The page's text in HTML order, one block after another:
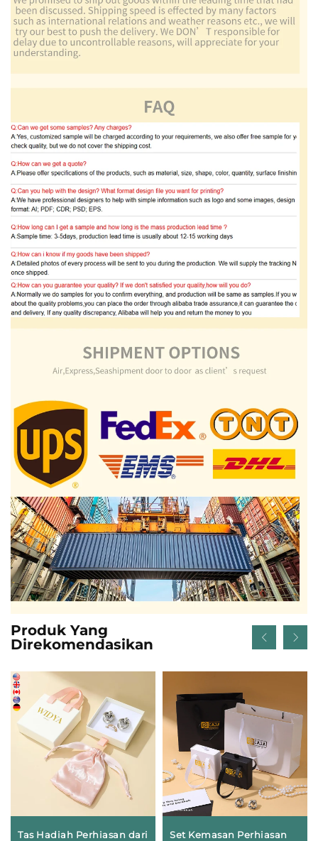
Produk Yang
Direkomendasikan
Tas Hadiah Perhiasan dari
Set Kemasan Perhiasan